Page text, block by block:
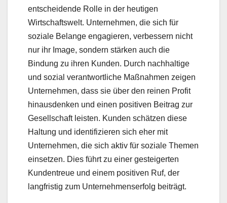
entscheidende Rolle in der heutigen
Wirtschaftswelt. Unternehmen, die sich für
soziale Belange engagieren, verbessern nicht
nur ihr Image, sondern stärken auch die
Bindung zu ihren Kunden. Durch nachhaltige
und sozial verantwortliche Maßnahmen zeigen
Unternehmen, dass sie über den reinen Profit
hinausdenken und einen positiven Beitrag zur
Gesellschaft leisten. Kunden schätzen diese
Haltung und identifizieren sich eher mit
Unternehmen, die sich aktiv für soziale Themen
einsetzen. Dies führt zu einer gesteigerten
Kundentreue und einem positiven Ruf, der
langfristig zum Unternehmenserfolg beiträgt.